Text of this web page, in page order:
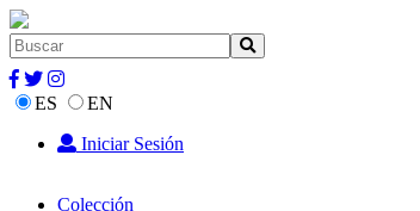
ES
EN
Iniciar Sesión
Colección